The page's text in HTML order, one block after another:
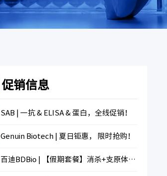
促销信息
SAB | 一抗 & ELISA & 蛋白，全线促销！
Genuin Biotech | 夏日钜惠， 限时抢购！
百迪BDBio | 【假期套餐】消杀+支原体检测+冻存，限时折扣！